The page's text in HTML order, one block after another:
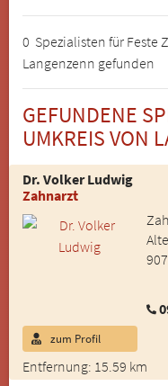
0 Spezialisten für Feste
Langenzenn gefunden
GEFUNDENE
UMKREIS VON
Dr. Volker Ludwig
Zahnarzt
Entfernung: 15.59 km
zum Profil